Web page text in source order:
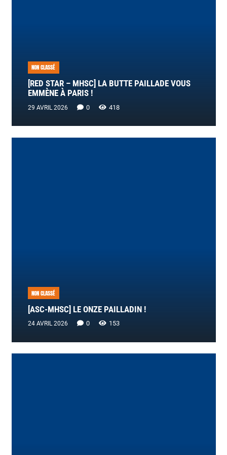
NON CLASSÉ
[RED STAR – MHSC] LA BUTTE PAILLADE VOUS
EMMÈNE À PARIS !
29 AVRIL 2026 0 418
NON CLASSÉ
[ASC-MHSC] LE ONZE PAILLADIN !
24 AVRIL 2026 0 153